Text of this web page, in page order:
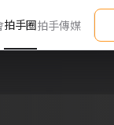
拍手圈拍手傳媒